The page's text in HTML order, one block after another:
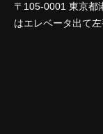
〒105-0001 東京都
はエレベータ出て